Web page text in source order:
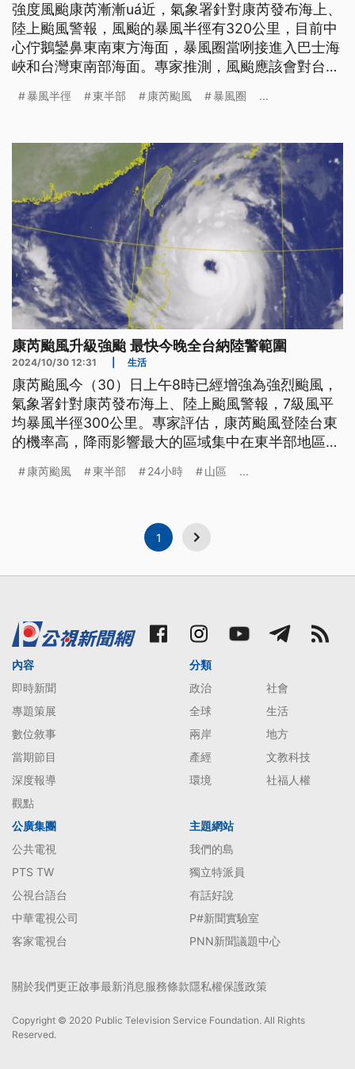
強度風颱康芮漸漸uá近，氣象署針對康芮發布海上、
陸上颱風警報，風颱的暴風半徑有320公里，目前中
心佇鵝鑾鼻東南東方海面，暴風圈當咧接進入巴士海
峽和台灣東南部海面。專家推測，風颱應該會對台東
雨上大的時是10/31規工。（這條新聞標題、前言是
暴風半徑 東半部 康芮颱風 暴風圈 ...
康芮颱風升級強颱 最快今晚全台納陸警範圍
2024/10/30 12:31 生活
康芮颱風今（30）日上午8時已經增強為強烈颱風，
氣象署針對康芮發布海上、陸上颱風警報，7級風平
均暴風半徑300公里。專家評估，康芮颱風登陸台東
的機率高，降雨影響最大的區域集中在東半部地區、
31日一整天。
康芮颱風 東半部 24小時 山區 ...
1
內容
即時新聞
專題策展
數位敘事
當期節目
深度報導
觀點
分類
政治
社會
全球
生活
兩岸
地方
產經
文教科技
環境
社福人權
公廣集團
公共電視
PTS TW
公視台語台
中華電視公司
客家電視台
主題網站
我們的島
獨立特派員
有話好說
P#新聞實驗室
PNN新聞議題中心
關於我們更正啟事最新消息服務條款隱私權保護政策
Copyright © 2020 Public Television Service Foundation. All Rights
Reserved.